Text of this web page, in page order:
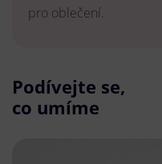
pro oblečení.
Podívejte se,
co umíme